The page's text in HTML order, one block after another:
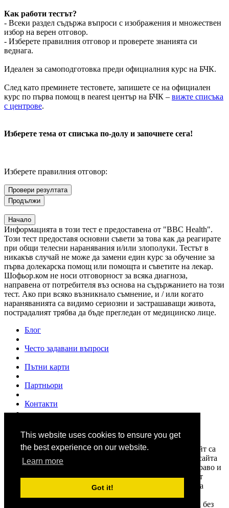
This website uses cookies to ensure you get
the best experience on our website.
Learn more
Got it!
Как работи тестът?
- Всеки раздел съдържа въпроси с изображения и множествен
избор на верен отговор.
- Изберете правилния отговор и проверете знанията си
веднага.
Идеален за самоподготовка преди официалния курс на БЧК.
След като преминете тестовете, запишете се на официален
курс по първа помощ в nearest център на БЧК – вижте списъка
с центрове.
Изберете тема от списъка по-долу и започнете сега!
Изберете правилния отговор:
Провери резултата
Продължи
Начало
Информацията в този тест е предоставена от "BBC Health".
Този тест предоставя основни съвети за това как да реагирате
при общи телесни наранявания и/или злополуки. Тестът в
никакъв случай не може да замени един курс за обучение за
първа долекарска помощ или помощта и съветите на лекар.
Шофьор.ком не носи отговорност за всяка диагноза,
направена от потребителя въз основа на съдържанието на този
тест. Ако при всяко възникнало съмнение, и / или когато
нараняванията са видимо сериозни и застрашаващи живота,
пострадалият трябва да бъде прегледан от медицинско лице.
Блог
Често задавани въпроси
Пътни карти
Партньори
Контакти
© 2007 - 2026www.shofior.com. Всички права запазени.
Всички текстове и изображения публикувани в този сайт са
собственост на "Шофьор.ком" и на всички цитирани в сайта
източници, и са под закрила на "Закона за авторското право и
сродните им права". Информацията в сайта се набира от
различни източници. Shofior.com не носи отговорност за
публикуването на част или цялото съдържание на сайта без